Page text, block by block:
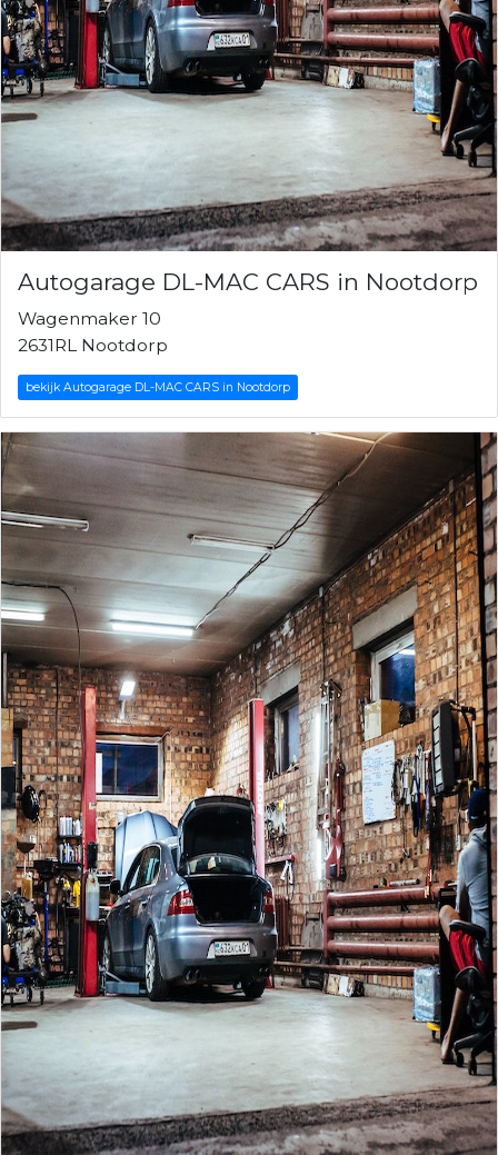
Autogarage DL-MAC CARS in Nootdorp
Wagenmaker 10
2631RL Nootdorp
bekijk Autogarage DL-MAC CARS in Nootdorp